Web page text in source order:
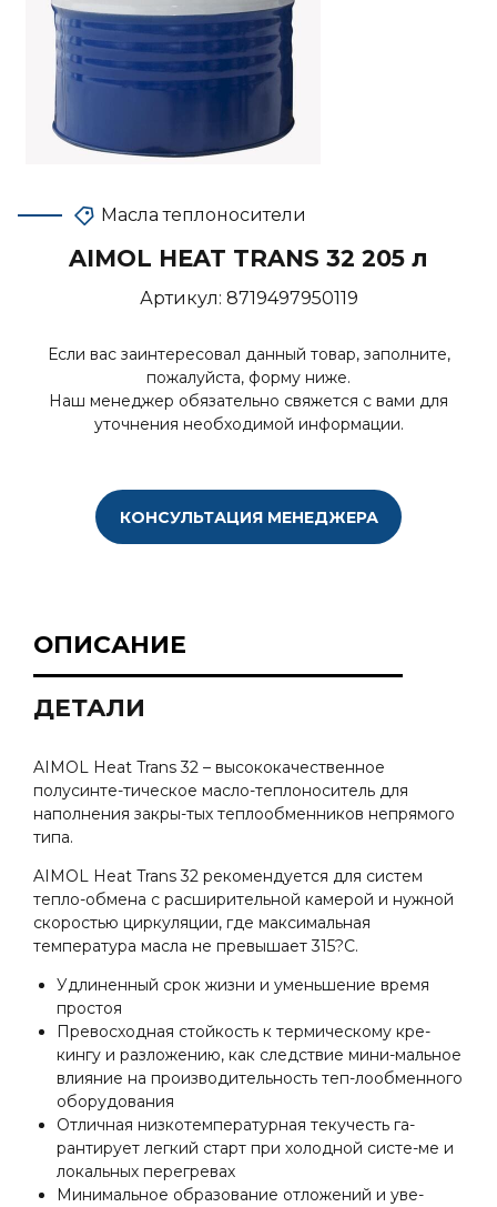
Масла теплоносители
AIMOL HEAT TRANS 32 205 л
Артикул: 8719497950119
Если вас заинтересовал данный товар, заполните,
пожалуйста, форму ниже.
Наш менеджер обязательно свяжется с вами для
уточнения необходимой информации.
КОНСУЛЬТАЦИЯ МЕНЕДЖЕРА
ОПИСАНИЕ
ДЕТАЛИ
AIMOL Heat Trans 32 – высококачественное
полусинте-тическое масло-теплоноситель для
наполнения закры-тых теплообменников непрямого
типа.
AIMOL Heat Trans 32 рекомендуется для систем
тепло-обмена с расширительной камерой и нужной
скоростью циркуляции, где максимальная
температура масла не превышает 315?C.
Удлиненный срок жизни и уменьшение время
простоя
Превосходная стойкость к термическому кре-
кингу и разложению, как следствие мини-мальное
влияние на производительность теп-лообменного
оборудования
Отличная низкотемпературная текучесть га-
рантирует легкий старт при холодной систе-ме и
локальных перегревах
Минимальное образование отложений и уве-